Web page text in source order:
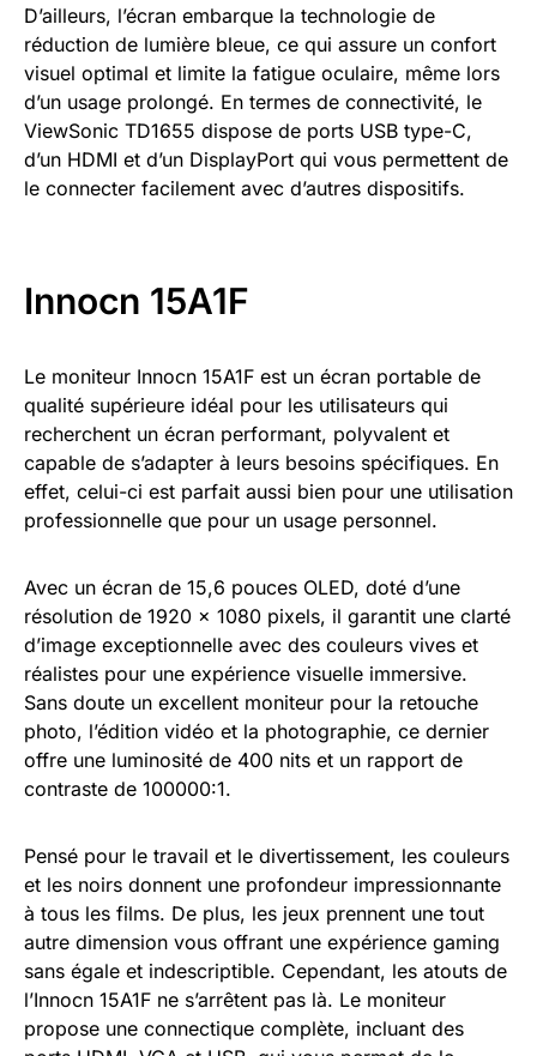
D’ailleurs, l’écran embarque la technologie de
réduction de lumière bleue, ce qui assure un confort
visuel optimal et limite la fatigue oculaire, même lors
d’un usage prolongé. En termes de connectivité, le
ViewSonic TD1655 dispose de ports USB type-C,
d’un HDMI et d’un DisplayPort qui vous permettent de
le connecter facilement avec d’autres dispositifs.
Innocn 15A1F
Le moniteur Innocn 15A1F est un écran portable de
qualité supérieure idéal pour les utilisateurs qui
recherchent un écran performant, polyvalent et
capable de s’adapter à leurs besoins spécifiques. En
effet, celui-ci est parfait aussi bien pour une utilisation
professionnelle que pour un usage personnel.
Avec un écran de 15,6 pouces OLED, doté d’une
résolution de 1920 x 1080 pixels, il garantit une clarté
d’image exceptionnelle avec des couleurs vives et
réalistes pour une expérience visuelle immersive.
Sans doute un excellent moniteur pour la retouche
photo, l’édition vidéo et la photographie, ce dernier
offre une luminosité de 400 nits et un rapport de
contraste de 100000:1.
Pensé pour le travail et le divertissement, les couleurs
et les noirs donnent une profondeur impressionnante
à tous les films. De plus, les jeux prennent une tout
autre dimension vous offrant une expérience gaming
sans égale et indescriptible. Cependant, les atouts de
l’Innocn 15A1F ne s’arrêtent pas là. Le moniteur
propose une connectique complète, incluant des